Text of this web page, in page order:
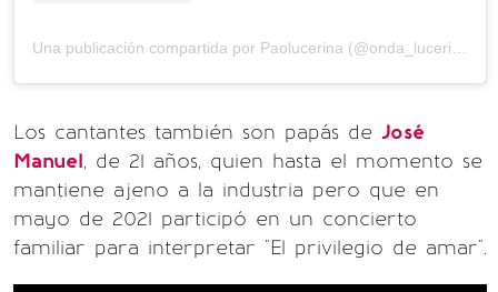
Una publicación compartida por Paolucerina (@onda_lucerina)
Los cantantes también son papás de José
Manuel, de 21 años, quien hasta el momento se
mantiene ajeno a la industria pero que en
mayo de 2021 participó en un concierto
familiar para interpretar "El privilegio de amar".